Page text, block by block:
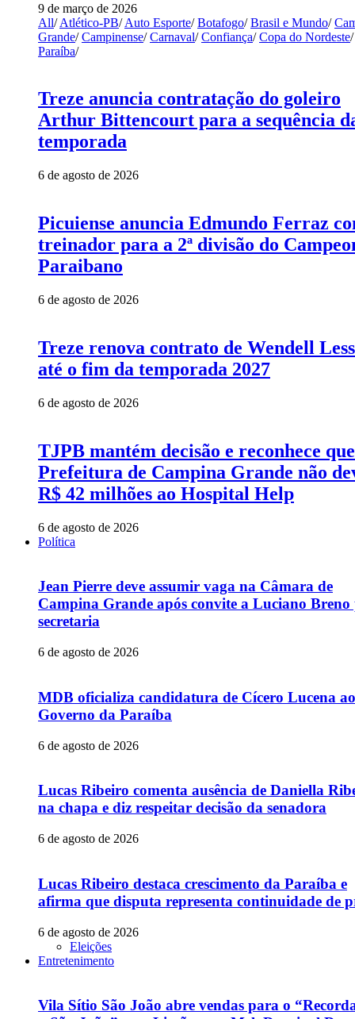
9 de março de 2026
All/ Atlético-PB/ Auto Esporte/ Botafogo/ Brasil e Mundo/
Grande/ Campinense/ Carnaval/ Confiança/ Copa do Nordeste/
Paraíba/
Treze anuncia contratação do goleiro
Arthur Bittencourt para a sequência
temporada
6 de agosto de 2026
Picuiense anuncia Edmundo Ferraz
treinador para a 2ª divisão do
Paraibano
6 de agosto de 2026
Treze renova contrato de Wendell
até o fim da temporada 2027
6 de agosto de 2026
TJPB mantém decisão e reconhece que
Prefeitura de Campina Grande não
R$ 42 milhões ao Hospital Help
6 de agosto de 2026
Política
Jean Pierre deve assumir vaga na Câmara de
Campina Grande após convite a Luciano Breno
secretaria
6 de agosto de 2026
MDB oficializa candidatura de Cícero Lucena ao
Governo da Paraíba
6 de agosto de 2026
Lucas Ribeiro comenta ausência de Daniella
na chapa e diz respeitar decisão da senadora
6 de agosto de 2026
Lucas Ribeiro destaca crescimento da Paraíba e
afirma que disputa representa continuidade de
6 de agosto de 2026
Eleições
Entretenimento
Vila Sítio São João abre vendas para o